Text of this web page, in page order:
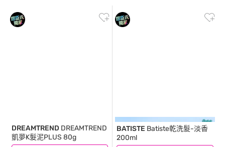
DREAMTREND DREAMTREND
凱夢K髮泥PLUS 80g
BATISTE Batiste乾洗髮-淡香
200ml